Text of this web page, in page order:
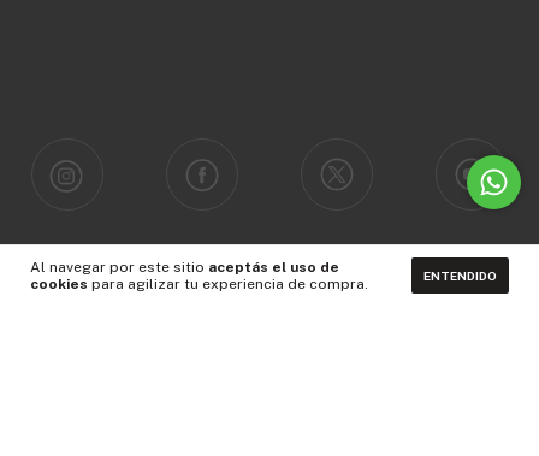
Al navegar por este sitio aceptás el uso de
cookies para agilizar tu experiencia de compra. ENTENDIDO